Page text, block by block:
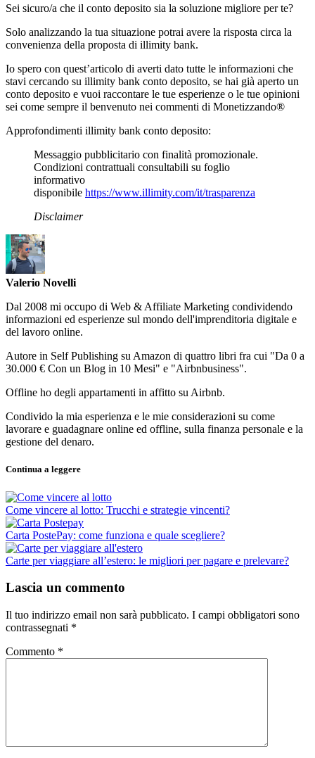
Sei sicuro/a che il conto deposito sia la soluzione migliore per te?
Solo analizzando la tua situazione potrai avere la risposta circa la
convenienza della proposta di illimity bank.
Io spero con quest’articolo di averti dato tutte le informazioni che
stavi cercando su illimity bank conto deposito, se hai già aperto un
conto deposito e vuoi raccontare le tue esperienze o le tue opinioni
sei come sempre il benvenuto nei commenti di Monetizzando®
Approfondimenti illimity bank conto deposito:
Messaggio pubblicitario con finalità promozionale.
Condizioni contrattuali consultabili su foglio
informativo
disponibile https://www.illimity.com/it/trasparenza
Disclaimer
Valerio Novelli
Dal 2008 mi occupo di Web & Affiliate Marketing condividendo
informazioni ed esperienze sul mondo dell'imprenditoria digitale e
del lavoro online.
Autore in Self Publishing su Amazon di quattro libri fra cui "Da 0 a
30.000 € Con un Blog in 10 Mesi" e "Airbnbusiness".
Offline ho degli appartamenti in affitto su Airbnb.
Condivido la mia esperienza e le mie considerazioni su come
lavorare e guadagnare online ed offline, sulla finanza personale e la
gestione del denaro.
Continua a leggere
Come vincere al lotto: Trucchi e strategie vincenti?
Carta PostePay: come funziona e quale scegliere?
Carte per viaggiare all’estero: le migliori per pagare e prelevare?
Lascia un commento
Il tuo indirizzo email non sarà pubblicato. I campi obbligatori sono
contrassegnati *
Commento *